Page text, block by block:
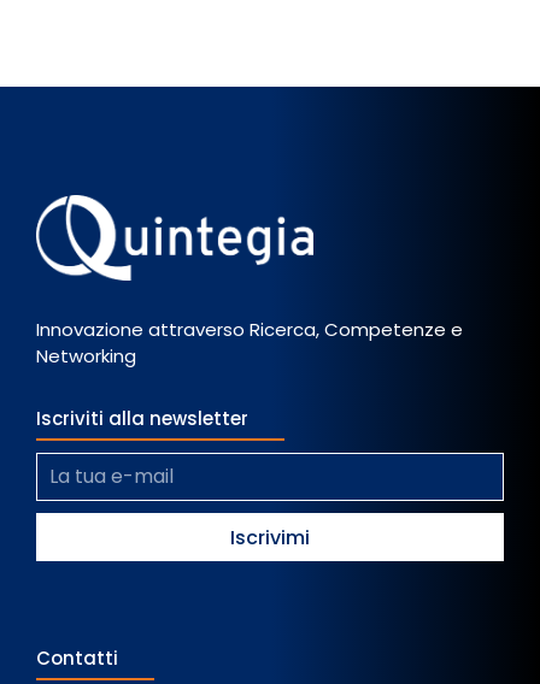
Innovazione attraverso Ricerca, Competenze e
Networking
Iscriviti alla newsletter
Contatti